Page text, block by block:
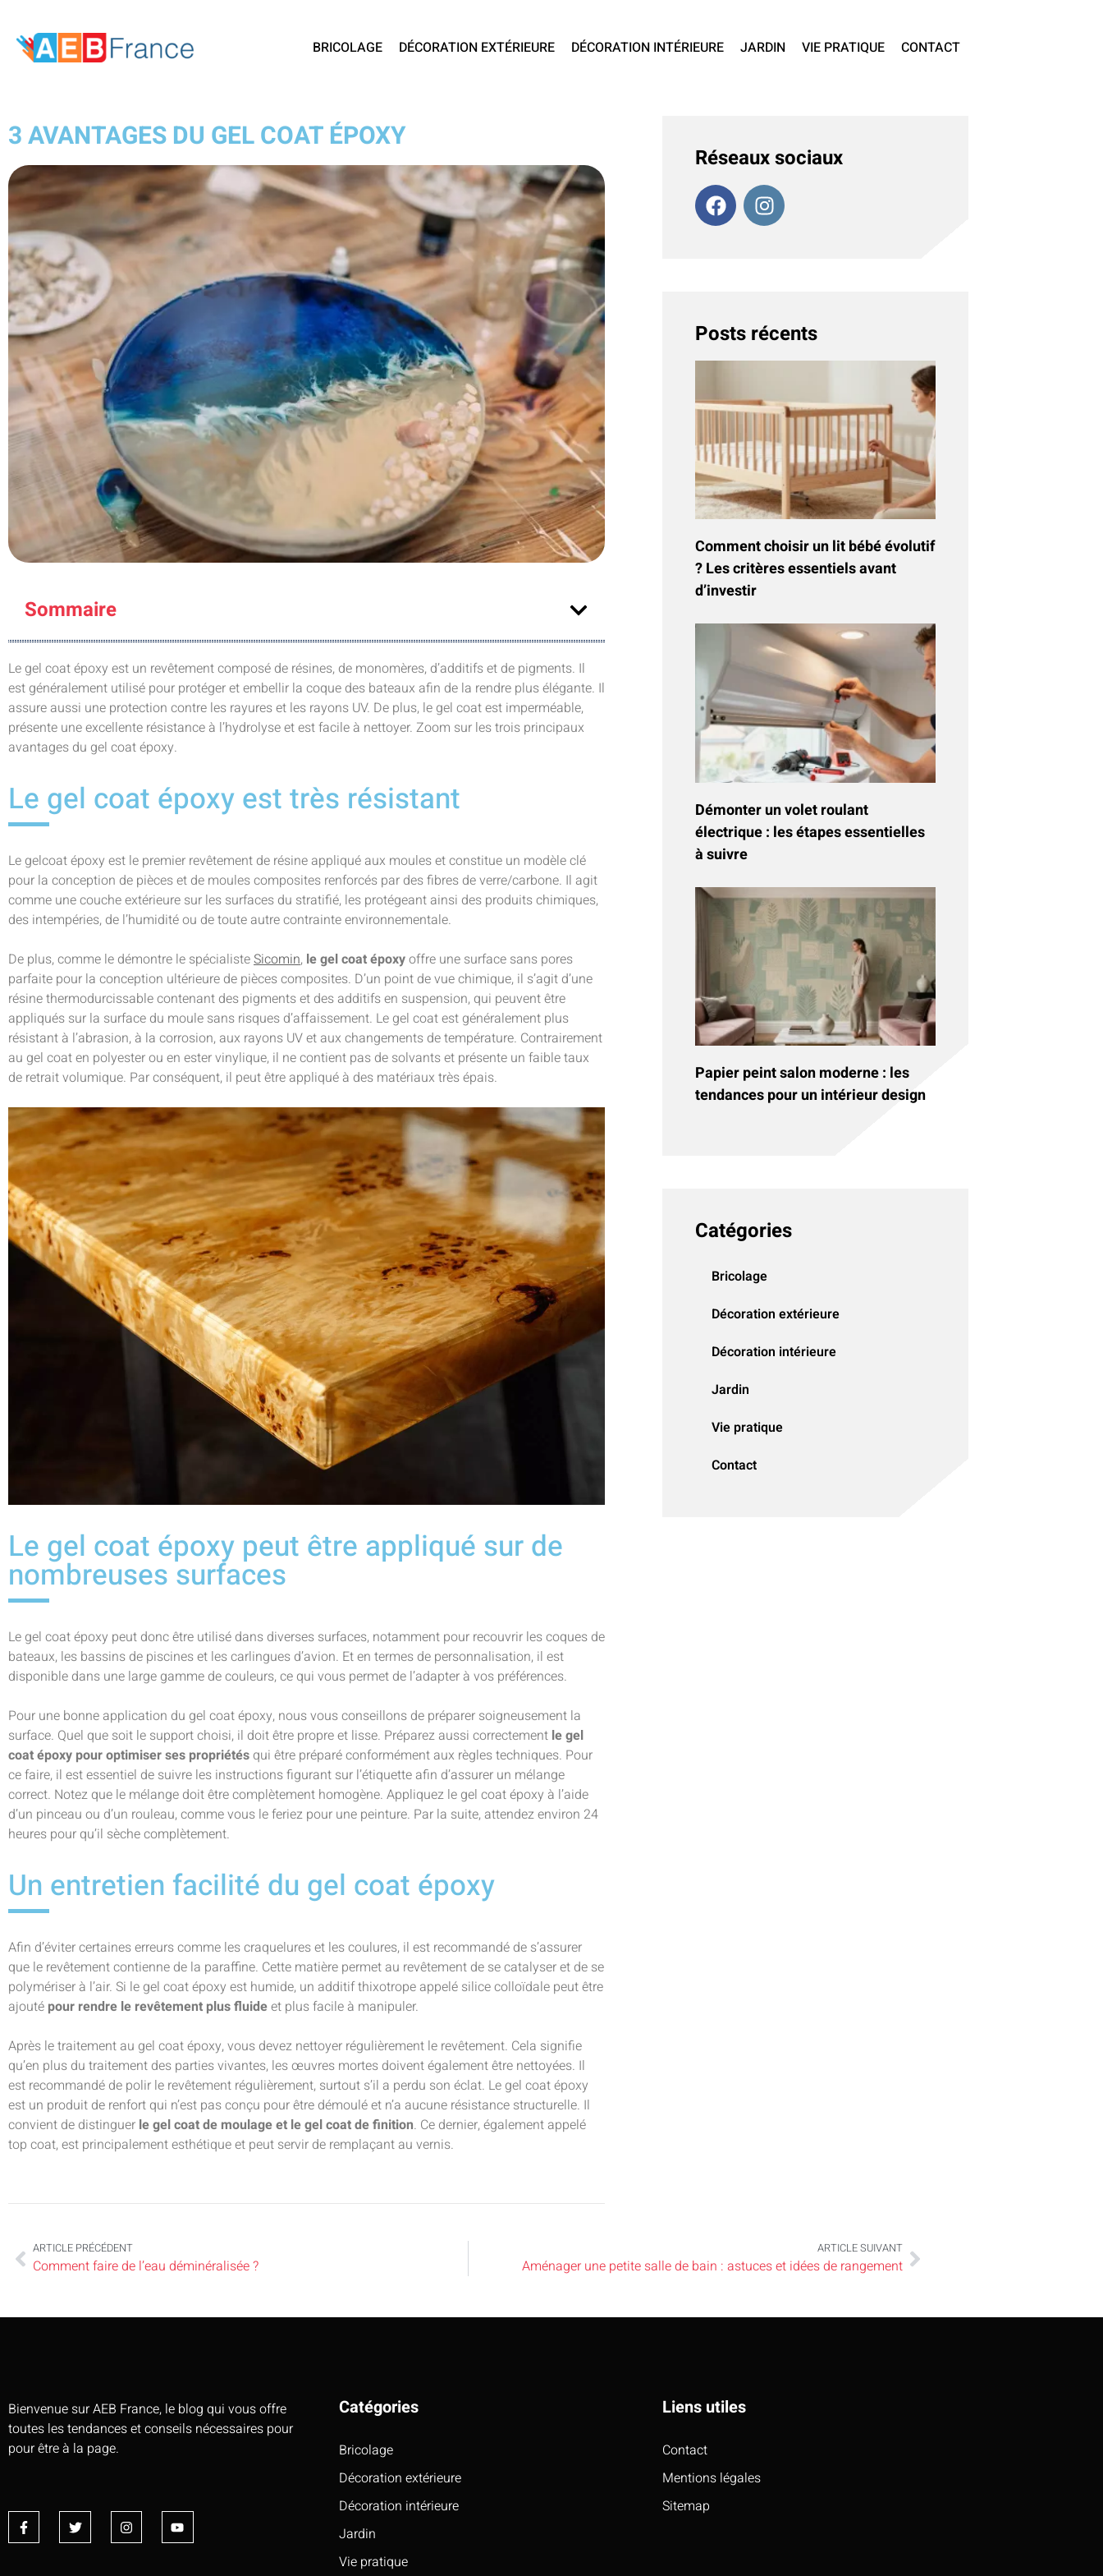
BRICOLAGE DÉCORATION EXTÉRIEURE DÉCORATION INTÉRIEURE JARDIN VIE PRATIQUE CONTACT
3 AVANTAGES DU GEL COAT ÉPOXY
Sommaire
Le gel coat époxy est un revêtement composé de résines, de monomères, d’additifs et de pigments. Il
est généralement utilisé pour protéger et embellir la coque des bateaux afin de la rendre plus élégante. Il
assure aussi une protection contre les rayures et les rayons UV. De plus, le gel coat est imperméable,
présente une excellente résistance à l’hydrolyse et est facile à nettoyer. Zoom sur les trois principaux
avantages du gel coat époxy.
Le gel coat époxy est très résistant
Le gelcoat époxy est le premier revêtement de résine appliqué aux moules et constitue un modèle clé
pour la conception de pièces et de moules composites renforcés par des fibres de verre/carbone. Il agit
comme une couche extérieure sur les surfaces du stratifié, les protégeant ainsi des produits chimiques,
des intempéries, de l’humidité ou de toute autre contrainte environnementale.
De plus, comme le démontre le spécialisteSicomin, le gel coat époxyoffre une surface sans pores
parfaite pour la conception ultérieure de pièces composites. D’un point de vue chimique, il s’agit d’une
résine thermodurcissable contenant des pigments et des additifs en suspension, qui peuvent être
appliqués sur la surface du moule sans risques d’affaissement. Le gel coat est généralement plus
résistant à l’abrasion, à la corrosion, aux rayons UV et aux changements de température. Contrairement
au gel coat en polyester ou en ester vinylique, il ne contient pas de solvants et présente un faible taux
de retrait volumique. Par conséquent, il peut être appliqué à des matériaux très épais.
Le gel coat époxy peut être appliqué sur de
nombreuses surfaces
Le gel coat époxy peut donc être utilisé dans diverses surfaces, notamment pour recouvrir les coques de
bateaux, les bassins de piscines et les carlingues d’avion. Et en termes de personnalisation, il est
disponible dans une large gamme de couleurs, ce qui vous permet de l’adapter à vos préférences.
Pour une bonne application du gel coat époxy, nous vous conseillons de préparer soigneusement la
surface. Quel que soit le support choisi, il doit être propre et lisse. Préparez aussi correctement le gel
coat époxy pour optimiser ses propriétés qui être préparé conformément aux règles techniques. Pour
ce faire, il est essentiel de suivre les instructions figurant sur l’étiquette afin d’assurer un mélange
correct. Notez que le mélange doit être complètement homogène. Appliquez le gel coat époxy à l’aide
d’un pinceau ou d’un rouleau, comme vous le feriez pour une peinture. Par la suite, attendez environ 24
heures pour qu’il sèche complètement.
Un entretien facilité du gel coat époxy
Afin d’éviter certaines erreurs comme les craquelures et les coulures, il est recommandé de s’assurer
que le revêtement contienne de la paraffine. Cette matière permet au revêtement de se catalyser et de se
polymériser à l’air. Si le gel coat époxy est humide, un additif thixotrope appelé silice colloïdale peut être
ajouté pour rendre le revêtement plus fluideet plus facile à manipuler.
Après le traitement au gel coat époxy, vous devez nettoyer régulièrement le revêtement. Cela signifie
qu’en plus du traitement des parties vivantes, les œuvres mortes doivent également être nettoyées. Il
est recommandé de polir le revêtement régulièrement, surtout s’il a perdu son éclat. Le gel coat époxy
est un produit de renfort qui n’est pas conçu pour être démoulé et n’a aucune résistance structurelle. Il
convient de distinguer le gel coat de moulage et le gel coat de finition. Ce dernier, également appelé
top coat, est principalement esthétique et peut servir de remplaçant au vernis.
Réseaux sociaux
Posts récents
Comment choisir un lit bébé évolutif
? Les critères essentiels avant
d’investir
Démonter un volet roulant
électrique : les étapes essentielles
à suivre
Papier peint salon moderne : les
tendances pour un intérieur design
Catégories
Bricolage
Décoration extérieure
Décoration intérieure
Jardin
Vie pratique
Contact
ARTICLE PRÉCÉDENT
Comment faire de l’eau déminéralisée ?
ARTICLE SUIVANT
Aménager une petite salle de bain : astuces et idées de rangement
Bienvenue sur AEB France, le blog qui vous offre
toutes les tendances et conseils nécessaires pour
pour être à la page.
Catégories
Bricolage
Décoration extérieure
Décoration intérieure
Jardin
Vie pratique
Liens utiles
Contact
Mentions légales
Sitemap